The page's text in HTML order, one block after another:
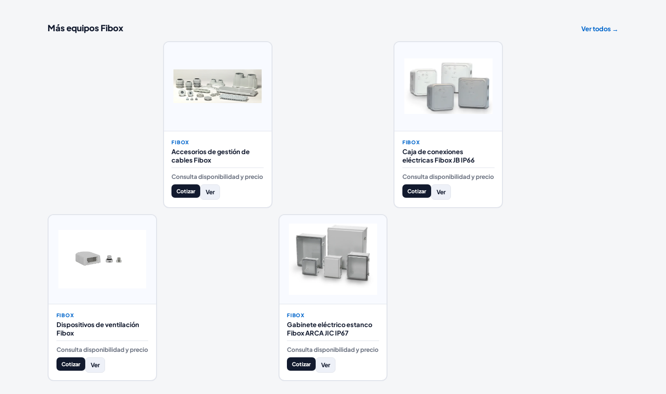
Más equiposFibox Ver todos →
FIBOX
Accesorios de gestión de
cables Fibox
Consulta disponibilidad y precio
Cotizar Ver
FIBOX
Caja de conexiones
eléctricas Fibox JB IP66
Consulta disponibilidad y precio
Cotizar Ver
FIBOX
Dispositivos de ventilación
Fibox
Consulta disponibilidad y precio
Cotizar Ver
FIBOX
Gabinete eléctrico estanco
Fibox ARCA JIC IP67
Consulta disponibilidad y precio
Cotizar Ver